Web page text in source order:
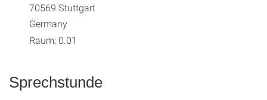
70569 Stuttgart
Germany
Raum: 0.01
Sprechstunde